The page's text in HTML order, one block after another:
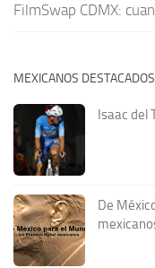
FilmSwap CDMX:
MEXICANOS DESTACADOS
Isaac del
De